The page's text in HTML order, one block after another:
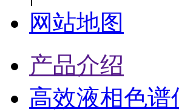
网站地图
产品介绍
高效液相色谱